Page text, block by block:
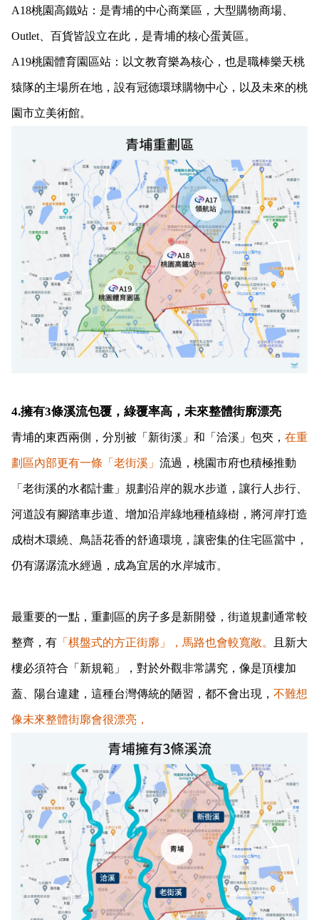
A18桃園高鐵站： 是青埔的中心商業區，大型購物商場、
Outlet、百貨皆設立在此，是青埔的核心蛋黃區。
A19桃園體育園區站： 以文教育樂為核心，也是職棒樂天桃
猿隊的主場所在地，設有冠德環球購物中心，以及未來的桃
園市立美術館。
4.擁有3條溪流包覆，綠覆率高，未來整體街廓漂亮
青埔的東西兩側，分別被「新街溪」和「洽溪」包夾， 在重
劃區內部更有一條「老街溪」 流過，桃園市府也積極推動
「老街溪的水都計畫」規劃沿岸的親水步道，讓行人步行、
河道設有腳踏車步道、增加沿岸綠地種植綠樹，將河岸打造
成樹木環繞、鳥語花香的舒適環境，讓密集的住宅區當中，
仍有潺潺流水經過，成為宜居的水岸城市。
最重要的一點，重劃區的房子多是新開發，街道規劃通常較
整齊，有 「棋盤式的方正街廓」，馬路也會較寬敞。 且新大
樓必須符合「新規範」，對於外觀非常講究，像是頂樓加
蓋、陽台違建，這種台灣傳統的陋習，都不會出現， 不難想
像未來整體街廓會很漂亮，